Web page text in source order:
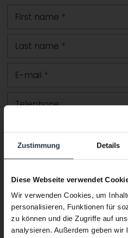
Zustimmung Details
Diese Webseite verwendet
Wir verwenden Cookies, um
personalisieren, Funktionen für
zu können und die Zugriffe auf
analysieren. Außerdem geben wir
First name *
Last name *
E-mail *
Telephone
Road
Postcode Town
Country
Comment